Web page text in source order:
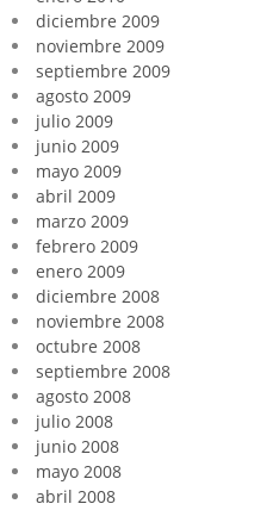
diciembre 2009
noviembre 2009
septiembre 2009
agosto 2009
julio 2009
junio 2009
mayo 2009
abril 2009
marzo 2009
febrero 2009
enero 2009
diciembre 2008
noviembre 2008
octubre 2008
septiembre 2008
agosto 2008
julio 2008
junio 2008
mayo 2008
abril 2008